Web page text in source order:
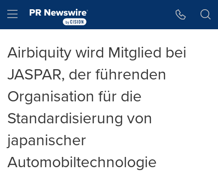
Hamburger menu
Airbiquity wird Mitglied bei
JASPAR, der führenden
Organisation für die
Standardisierung von
japanischer
Automobiltechnologie